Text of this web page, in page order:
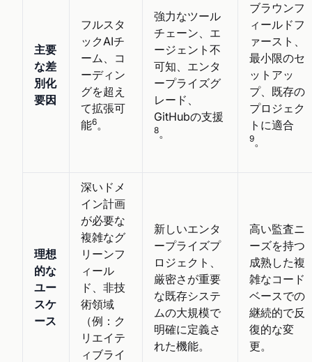
主要
な差
別化
要因
フルスタ
ックAIチ
ーム、コ
ーディン
グを超え
て拡張可
能6。
強力なツール
チェーン、エ
ージェント不
可知、エンタ
ープライズグ
レード、
GitHubの支援
8。
ブラウンフ
ィールドフ
ァースト、
最小限のセ
ットアッ
プ、既存の
プロジェク
トに適合
9。
理想
的な
ユー
スケ
ース
深いドメ
イン計画
が必要な
複雑なグ
リーンフ
ィール
ド、非技
術領域
（例：ク
リエイテ
ィブライ
新しいエンタ
ープライズプ
ロジェクト、
厳密さが重要
な既存システ
ムの大規模で
明確に定義さ
れた機能。
高い監査ニ
ーズを持つ
成熟した複
雑なコード
ベースでの
継続的で反
復的な変
更。